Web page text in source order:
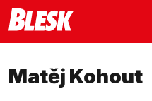
Matěj Kohout